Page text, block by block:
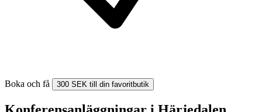
Boka och få 300 SEK till din favoritbutik